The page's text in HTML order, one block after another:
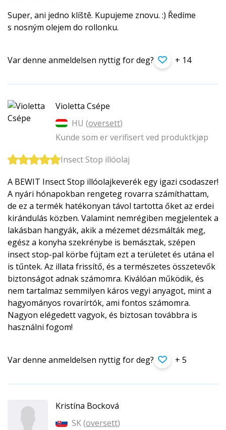
Super, ani jedno klíště. Kupujeme znovu. :) Ředíme
s nosným olejem do rollonku.
Var denne anmeldelsen nyttig for deg? + 14
Violetta Csépe
HU (oversett)
Kunde som er verifisert ved produktkjøp
Insect Stop illóolaj
A BEWIT Insect Stop illóolajkeverék egy igazi csodaszer!
A nyári hónapokban rengeteg rovarra számíthattam,
de ez a termék hatékonyan távol tartotta őket az erdei
kirándulás közben. Valamint nemrégiben megjelentek a
lakásban hangyák, akik a mézemet dézsmálták meg,
egész a konyha szekrénybe is bemásztak, szépen
insect stop-pal körbe fújtam ezt a területet és utána el
is tűntek. Az illata frissítő, és a természetes összetevők
biztonságot adnak számomra. Kiválóan működik, és
nem tartalmaz semmilyen káros vegyi anyagot, mint a
hagyományos rovarírtók, ami fontos számomra.
Nagyon elégedett vagyok, és biztosan továbbra is
használni fogom!
Var denne anmeldelsen nyttig for deg? + 5
Kristína Bocková
SK (oversett)